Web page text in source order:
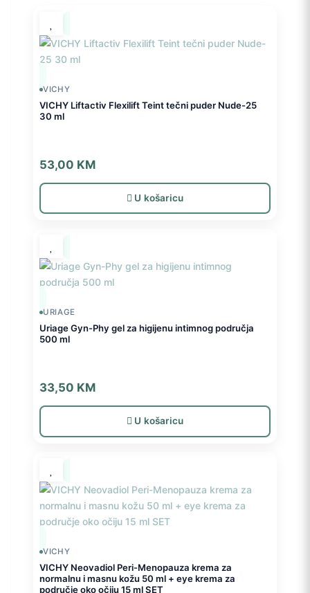
VICHY
VICHY Liftactiv Flexilift Teint tečni puder Nude-25
30 ml
53,00 KM
U košaricu
URIAGE
Uriage Gyn-Phy gel za higijenu intimnog područja
500 ml
33,50 KM
U košaricu
VICHY
VICHY Neovadiol Peri-Menopauza krema za
normalnu i masnu kožu 50 ml + eye krema za
područje oko očiju 15 ml SET